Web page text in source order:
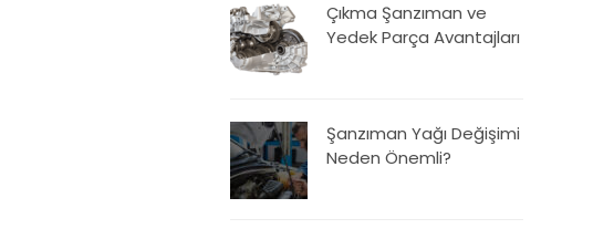
Çıkma Şanzıman ve
Yedek Parça Avantajları
Şanzıman Yağı Değişimi
Neden Önemli?